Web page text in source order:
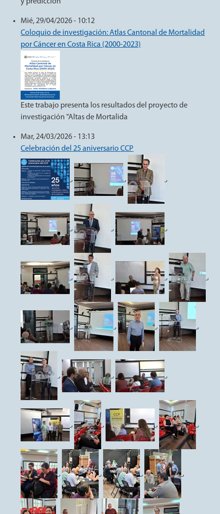
Mié, 29/04/2026 - 10:12
Coloquio de investigación: Atlas Cantonal de Mortalidad
por Cáncer en Costa Rica (2000-2023)
Este trabajo presenta los resultados del proyecto de
investigación "Altas de Mortalida
Mar, 24/03/2026 - 13:13
Celebración del 25 aniversario CCP
, , ,
, , ,
, , , ,
, , , ,
, , ,
, , , ,
, , , ,